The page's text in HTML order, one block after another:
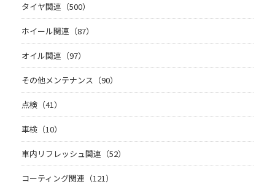
タイヤ関連（500）
ホイール関連（87）
オイル関連（97）
その他メンテナンス（90）
点検（41）
車検（10）
車内リフレッシュ関連（52）
コーティング関連（121）